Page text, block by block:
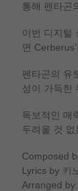
통해 펜타곤
이번 디지털
면
펜타곤의 유
성이 가득한
독보적인 매
두려울 것 없
Composed
Lyrics by 키
Arranged